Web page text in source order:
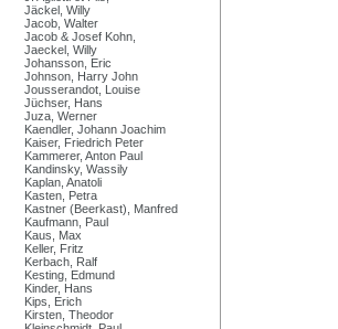
Jäckel, Willy
Jacob, Walter
Jacob & Josef Kohn,
Jaeckel, Willy
Johansson, Eric
Johnson, Harry John
Jousserandot, Louise
Jüchser, Hans
Juza, Werner
Kaendler, Johann Joachim
Kaiser, Friedrich Peter
Kammerer, Anton Paul
Kandinsky, Wassily
Kaplan, Anatoli
Kasten, Petra
Kastner (Beerkast), Manfred
Kaufmann, Paul
Kaus, Max
Keller, Fritz
Kerbach, Ralf
Kesting, Edmund
Kinder, Hans
Kips, Erich
Kirsten, Theodor